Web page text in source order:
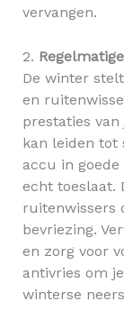
vervangen.
2.
De winter
en
prestaties
kan leiden tot
accu in
echt toeslaat.
ruitenwissers
bevriezing.
en zorg voor
antivries om
winterse